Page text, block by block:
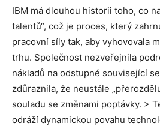
IBM má dlouhou historii toho, co
talentů“, což je proces, který
pracovní síly tak, aby vyhovovala
trhu. Společnost nezveřejnila
nákladů na odstupné související
zdůraznila, že neustále
souladu se změnami poptávky. >
odráží dynamickou povahu